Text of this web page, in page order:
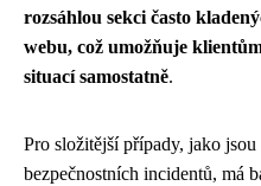
rozsáhlou sekci často
webu, což umožňuje
situací samostatně.
Pro složitější případy, jako
bezpečnostních incidentů, má